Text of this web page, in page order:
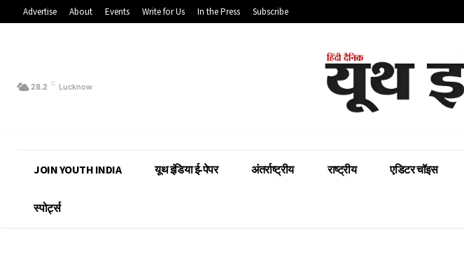
Advertise About Events Write for Us In the Press Subscribe
28.2 C Lucknow
JOIN YOUTH INDIA यूथ इंडिया ई-पेपर अंतर्राष्ट्रीय राष्ट्रीय एडिटर चॉइस
स्पोर्ट्स